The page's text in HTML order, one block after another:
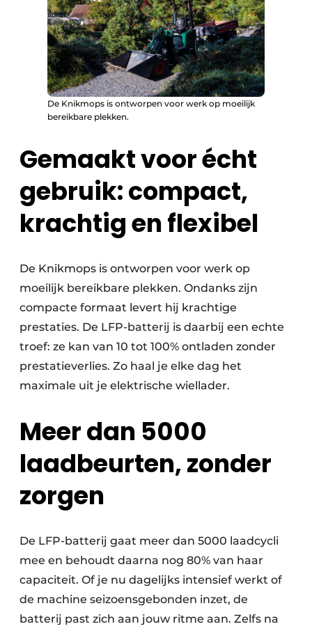
De Knikmops is ontworpen voor werk op moeilijk
bereikbare plekken.
Gemaakt voor écht
gebruik: compact,
krachtig en flexibel
De Knikmops is ontworpen voor werk op
moeilijk bereikbare plekken. Ondanks zijn
compacte formaat levert hij krachtige
prestaties. De LFP-batterij is daarbij een echte
troef: ze kan van 10 tot 100% ontladen zonder
prestatieverlies. Zo haal je elke dag het
maximale uit je elektrische wiellader.
Meer dan 5000
laadbeurten, zonder
zorgen
De LFP-batterij gaat meer dan 5000 laadcycli
mee en behoudt daarna nog 80% van haar
capaciteit. Of je nu dagelijks intensief werkt of
de machine seizoensgebonden inzet, de
batterij past zich aan jouw ritme aan. Zelfs na